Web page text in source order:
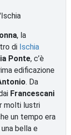
, la
di Ischia
Ponte, c’è
edificazione
. Da
Francescani
molti lustri
un tempo era
bella e